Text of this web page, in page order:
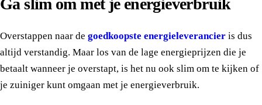
Overstappen naar de goedkoopste energieleverancier is dus
altijd verstandig. Maar los van de lage energieprijzen die je
betaalt wanneer je overstapt, is het nu ook slim om te kijken of
je zuiniger kunt omgaan met je energieverbruik.